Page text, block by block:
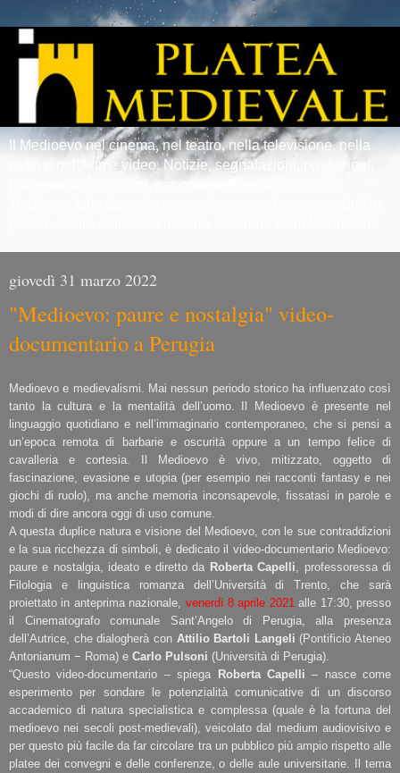
Il Medioevo nel cinema, nel teatro, nella televisione, nella
radio e nell'home video. Notizie, segnalazioni, produzioni,
giovedì 31 marzo 2022
"Medioevo: paure e nostalgia" video-
documentario a Perugia
Medioevo e medievalismi. Mai nessun periodo storico ha influenzato così
tanto la cultura e la mentalità dell’uomo. Il Medioevo è presente nel
linguaggio quotidiano e nell’immaginario contemporaneo, che si pensi a
un’epoca remota di barbarie e oscurità oppure a un tempo felice di
cavalleria e cortesia. Il Medioevo è vivo, mitizzato, oggetto di
fascinazione, evasione e utopia (per esempio nei racconti fantasy e nei
giochi di ruolo), ma anche memoria inconsapevole, fissatasi in parole e
modi di dire ancora oggi di uso comune.
A questa duplice natura e visione del Medioevo, con le sue contraddizioni
e la sua ricchezza di simboli, è dedicato il video-documentario Medioevo:
paure e nostalgia, ideato e diretto da Roberta Capelli , professoressa di
Filologia e linguistica romanza dell’Università di Trento, che sarà
proiettato in anteprima nazionale, venerdì 8 aprile 2021 alle 17:30, presso
il Cinematografo comunale Sant’Angelo di Perugia, alla presenza
dell’Autrice, che dialogherà con Attilio Bartoli Langeli (Pontificio Ateneo
Antonianum − Roma) e Carlo Pulsoni (Università di Perugia).
“Questo video-documentario – spiega
Roberta Capelli – nasce come
esperimento per sondare le potenzialità comunicative di un discorso
accademico di natura specialistica e complessa (quale è la fortuna del
medioevo nei secoli post-medievali), veicolato dal medium audiovisivo e
per questo più facile da far circolare tra un pubblico più ampio rispetto alle
platee dei convegni e delle conferenze, o delle aule universitarie. Il tema